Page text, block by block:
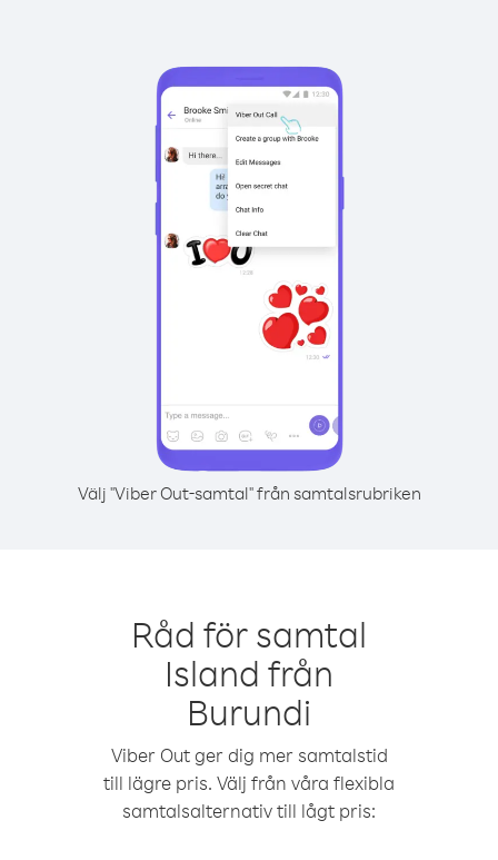
Välj "Viber Out-samtal" från samtalsrubriken
Råd för samtal
Island från
Burundi
Viber Out ger dig mer samtalstid
till lägre pris. Välj från våra flexibla
samtalsalternativ till lågt pris: